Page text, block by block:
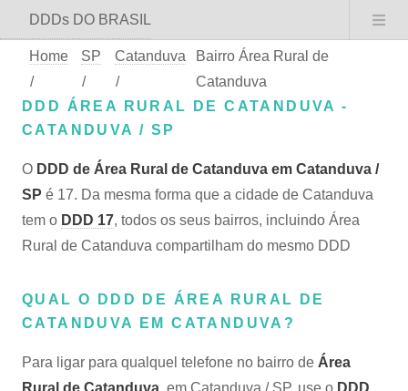
DDDs DO BRASIL
Home
/
SP
/
Catanduva
/
Bairro Área Rural de
Catanduva
DDD ÁREA RURAL DE CATANDUVA -
CATANDUVA / SP
O DDD de Área Rural de Catanduva em Catanduva /
SP é 17. Da mesma forma que a cidade de Catanduva
tem o DDD 17, todos os seus bairros, incluindo Área
Rural de Catanduva compartilham do mesmo DDD
QUAL O DDD DE ÁREA RURAL DE
CATANDUVA EM CATANDUVA?
Para ligar para qualquel telefone no bairro de Área
Rural de Catanduva, em Catanduva / SP, use o DDD